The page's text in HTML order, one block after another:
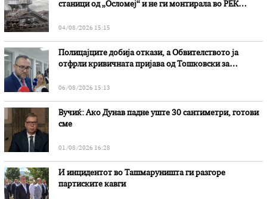
станици од „Осломеј“ и не ги монтирала во РЕК
04/08/2026 15:15
Полицајците добија откази, а Обвителството ја
отфрли кривичната пријава од Тошковски за
06/08/2026 15:13
Вучиќ: Ако Дунав падне уште 30 сантиметри, готови
сме
01/08/2026 16:28
И инцидентот во Ташмаруништa ги разгоре
партиските кавги